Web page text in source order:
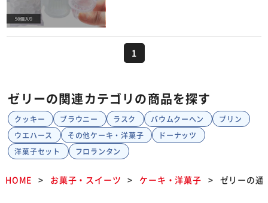
1
ゼリーの関連カテゴリの商品を探す
クッキー ブラウニー ラスク バウムクーヘン
プリン
ウエハース
その他ケーキ・洋菓子
ドーナッツ
洋菓子セット
フロランタン
HOME お菓子・スイーツ ケーキ・洋菓子 ゼリーの通